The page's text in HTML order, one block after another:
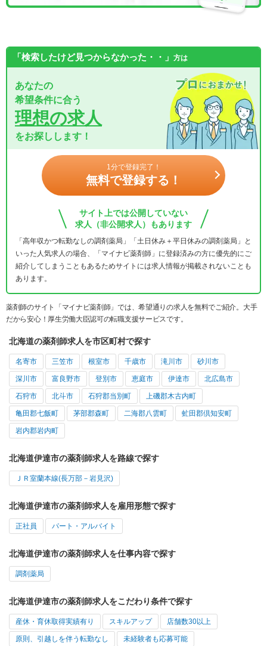
「検索したけど見つからなかった・・」 方は
あなたの
希望条件に合う
理想の求人
をお探しします！
1分で登録完了！
無料で登録する！
サイト上では公開していない
求人（非公開求人）もあります
「高年収かつ転勤なしの調剤薬局」「土日休み＋平日休みの調剤薬局」と
いった人気求人の場合、「マイナビ薬剤師」に登録済みの方に優先的にご
紹介してしまうこともあるためサイトには求人情報が掲載されないことも
あります。
薬剤師のサイト「マイナビ薬剤師」では、希望通りの求人を無料でご紹介。大手
だから安心！厚生労働大臣認可の転職支援サービスです。
北海道の薬剤師求人を市区町村で探す
名寄市 三笠市 根室市 千歳市 滝川市 砂川市
深川市 富良野市 登別市 恵庭市 伊達市 北広島市
石狩市 北斗市 石狩郡当別町 上磯郡木古内町
亀田郡七飯町 茅部郡森町 二海郡八雲町 虻田郡倶知安町
岩内郡岩内町
北海道伊達市の薬剤師求人を路線で探す
ＪＲ室蘭本線(長万部－岩見沢)
北海道伊達市の薬剤師求人を雇用形態で探す
正社員 パート・アルバイト
北海道伊達市の薬剤師求人を仕事内容で探す
調剤薬局
北海道伊達市の薬剤師求人をこだわり条件で探す
産休・育休取得実績有り スキルアップ 店舗数30以上
原則、引越しを伴う転勤なし 未経験者も応募可能